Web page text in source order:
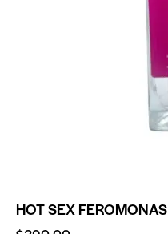
HOT SEX FEROMONAS